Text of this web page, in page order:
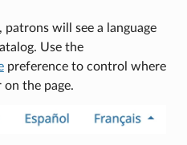
will see a language
Use the
preference to control where
the page.